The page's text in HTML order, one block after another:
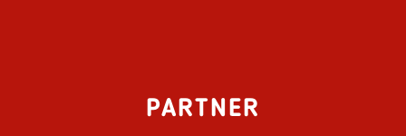
PARTNER